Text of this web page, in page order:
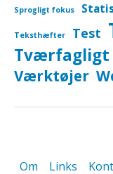
Sprogligt fokus
Teksthæfter Test
Tværfagligt
Værktøjer
Om
Links